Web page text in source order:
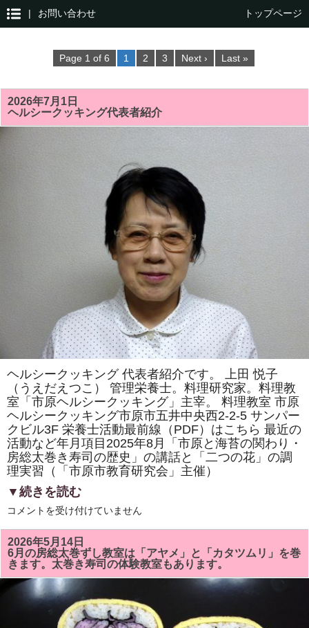
| お問い合わせ トップページ
Page 1 of 6 1 2 3 Next › Last »
2026年7月1日
ヘルシークッキング代表者紹介
ヘルシークッキング 代表者紹介です。 上田 悦子
（うえだえつこ） 管理栄養士。料理研究家。料理教
室「市原ヘルシークッキング」主宰。 料理教室 市原
ヘルシークッキング市原市五井中央西2-2-5 サンパー
クビル3F 栄養士活動最前線（PDF）はこちら 最近の
活動など年月項目2025年8月「市原と海苔の関わり・
房総太巻き寿司の歴史」の講話と「二つの花」の調
理実習（「市原市教育研究会」主催）
▼続きを読む
ヘ
シ
ー
ク
ッ
キ
ン
グ
コメントを受け付けていません
2026年5月14日
6月の房総太巻ずし教室は「アヤメ」と「カタツムリ」を巻
きます。太巻き寿司の体験教室もあります。